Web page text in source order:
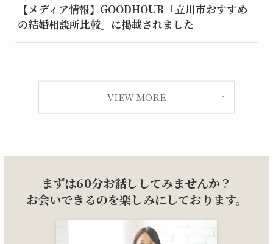
【メディア情報】GOODHOUR「立川市おすすめ
の結婚相談所比較」に掲載されました
VIEW MORE
まずは60分お話ししてみませんか？
お会いできるのを楽しみにしております。